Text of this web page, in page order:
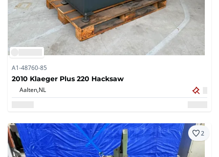
A1-48760-85
2010 Klaeger Plus 220 Hacksaw
Aalten,NL
2